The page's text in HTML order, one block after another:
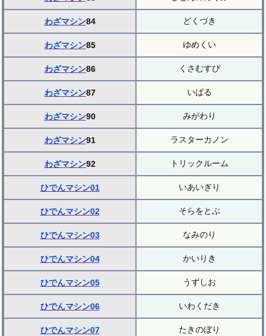
わざマシン84 どくづき
わざマシン85 ゆめくい
わざマシン86 くさむすび
わざマシン87 いばる
わざマシン90 みがわり
わざマシン91 ラスターカノン
わざマシン92 トリックルーム
ひでんマシン01 いあいぎり
ひでんマシン02 そらをとぶ
ひでんマシン03 なみのり
ひでんマシン04 かいりき
ひでんマシン05 うずしお
ひでんマシン06 いわくだき
ひでんマシン07 たきのぼり